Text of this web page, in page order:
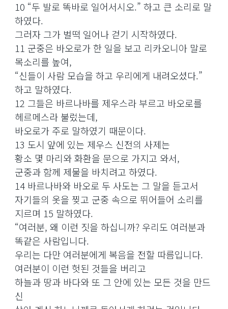
10 “두 발로 똑바로 일어서시오.” 하고 큰 소리로 말
하였다.
그러자 그가 벌떡 일어나 걷기 시작하였다.
11 군중은 바오로가 한 일을 보고 리카오니아 말로
목소리를 높여,
“신들이 사람 모습을 하고 우리에게 내려오셨다.”
하고 말하였다.
12 그들은 바르나바를 제우스라 부르고 바오로를
헤르메스라 불렀는데,
바오로가 주로 말하였기 때문이다.
13 도시 앞에 있는 제우스 신전의 사제는
황소 몇 마리와 화환을 문으로 가지고 와서,
군중과 함께 제물을 바치려고 하였다.
14 바르나바와 바오로 두 사도는 그 말을 듣고서
자기들의 옷을 찢고 군중 속으로 뛰어들어 소리를
지르며 15 말하였다.
“여러분, 왜 이런 짓을 하십니까? 우리도 여러분과
똑같은 사람입니다.
우리는 다만 여러분에게 복음을 전할 따름입니다.
여러분이 이런 헛된 것들을 버리고
하늘과 땅과 바다와 또 그 안에 있는 모든 것을 만드
신